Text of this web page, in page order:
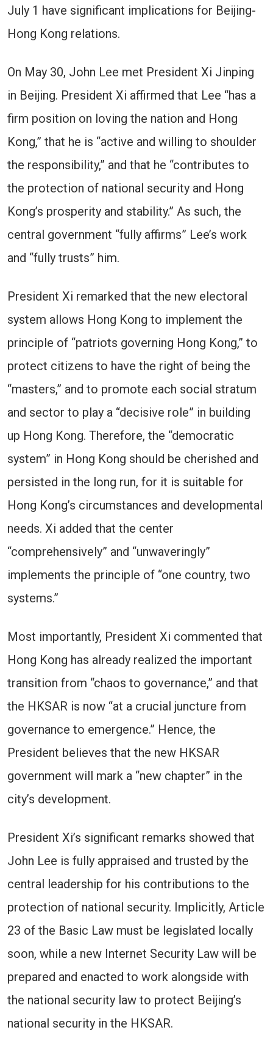
July 1 have significant implications for Beijing-
Hong Kong relations.
On May 30, John Lee met President Xi Jinping
in Beijing. President Xi affirmed that Lee “has a
firm position on loving the nation and Hong
Kong,” that he is “active and willing to shoulder
the responsibility,” and that he “contributes to
the protection of national security and Hong
Kong’s prosperity and stability.” As such, the
central government “fully affirms” Lee’s work
and “fully trusts” him.
President Xi remarked that the new electoral
system allows Hong Kong to implement the
principle of “patriots governing Hong Kong,” to
protect citizens to have the right of being the
“masters,” and to promote each social stratum
and sector to play a “decisive role” in building
up Hong Kong. Therefore, the “democratic
system” in Hong Kong should be cherished and
persisted in the long run, for it is suitable for
Hong Kong’s circumstances and developmental
needs. Xi added that the center
“comprehensively” and “unwaveringly”
implements the principle of “one country, two
systems.”
Most importantly, President Xi commented that
Hong Kong has already realized the important
transition from “chaos to governance,” and that
the HKSAR is now “at a crucial juncture from
governance to emergence.” Hence, the
President believes that the new HKSAR
government will mark a “new chapter” in the
city’s development.
President Xi’s significant remarks showed that
John Lee is fully appraised and trusted by the
central leadership for his contributions to the
protection of national security. Implicitly, Article
23 of the Basic Law must be legislated locally
soon, while a new Internet Security Law will be
prepared and enacted to work alongside with
the national security law to protect Beijing’s
national security in the HKSAR.